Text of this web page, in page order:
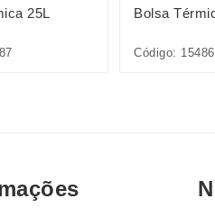
25L Bolsa
Código: 15486